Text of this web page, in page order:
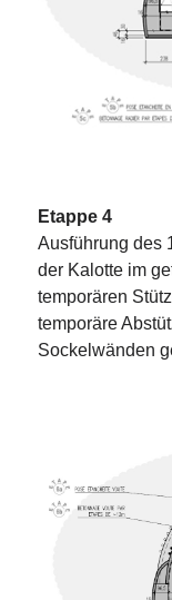
Etappe 4
Ausführung des
der Kalotte im
temporären
temporäre
Sockelwänden